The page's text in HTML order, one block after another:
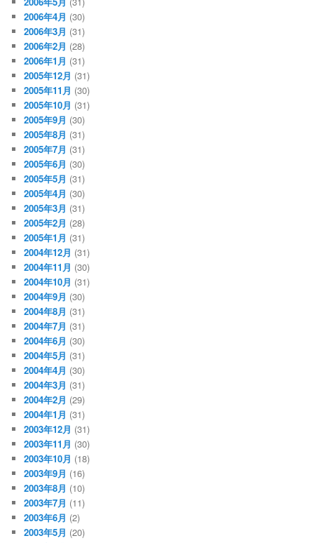
2006年4月 (30)
2006年3月 (31)
2006年2月 (28)
2006年1月 (31)
2005年12月 (31)
2005年11月 (30)
2005年10月 (31)
2005年9月 (30)
2005年8月 (31)
2005年7月 (31)
2005年6月 (30)
2005年5月 (31)
2005年4月 (30)
2005年3月 (31)
2005年2月 (28)
2005年1月 (31)
2004年12月 (31)
2004年11月 (30)
2004年10月 (31)
2004年9月 (30)
2004年8月 (31)
2004年7月 (31)
2004年6月 (30)
2004年5月 (31)
2004年4月 (30)
2004年3月 (31)
2004年2月 (29)
2004年1月 (31)
2003年12月 (31)
2003年11月 (30)
2003年10月 (18)
2003年9月 (16)
2003年8月 (10)
2003年7月 (11)
2003年6月 (2)
2003年5月 (20)